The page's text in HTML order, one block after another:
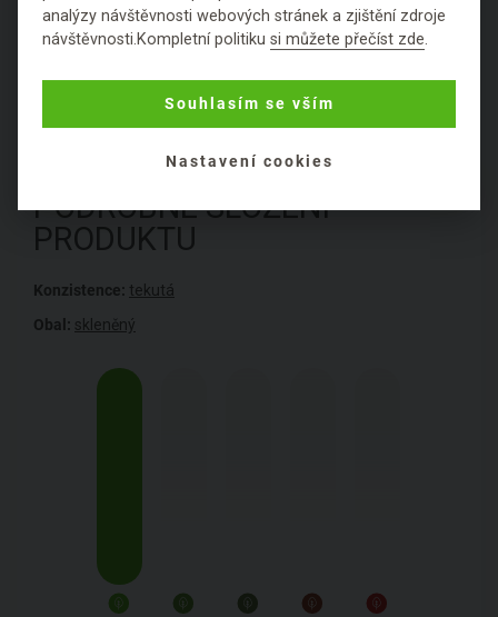
Hodnocení
Položit dotaz
PODROBNÉ SLOŽENÍ
PRODUKTU
Konzistence: tekutá
Obal: skleněný
analýzy návštěvnosti webových stránek a zjištění zdroje
návštěvnosti.Kompletní politikusi můžete přečíst zde.
Souhlasím se vším
Nastavení cookies